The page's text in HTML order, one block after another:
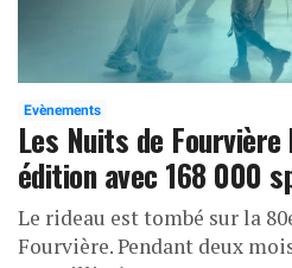
Evènements
Les Nuits de
édition avec 168 000
Le rideau est tombé sur la
Fourvière. Pendant deux